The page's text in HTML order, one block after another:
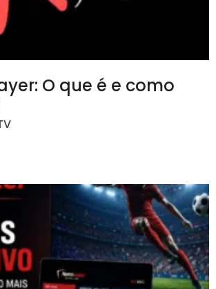
O que é e como